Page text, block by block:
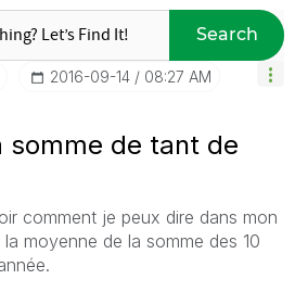
Search
‎2016-09-14 08:27 AM
somme de tant de
comment je peux dire dans mon
moyenne de la somme des 10